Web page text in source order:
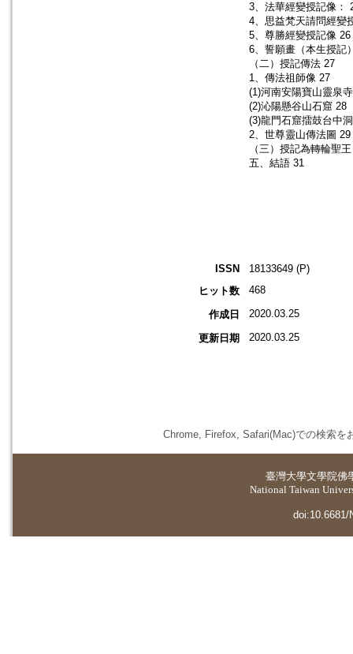
3、法華經變授記像：
4、思益梵天請問經變
5、尊勝經變授記像 26
6、誓願畫（本生授記
（二）授記傳法 27
1、傳法祖師像 27
(1)河南安陽寶山靈泉
(2)沁陽懸谷山石窟 28
(3)龍門石窟擂鼓台中
2、世尊靈山傳法圖 29
（三）授記為轉輪聖
五、結語 31
ISSN
18133649 (P)
ヒット数
468
作成日 2020.03.25
更新日期 2020.03.25
Chrome, Firefox, Safari(Mac)での検索を
臺灣大學文學院佛
National Taiwan
doi:10.6681/